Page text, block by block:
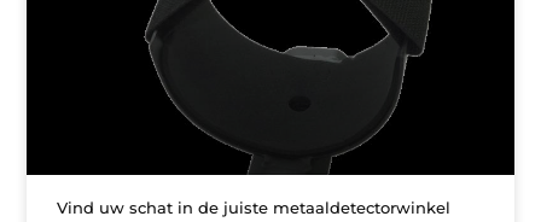
Vind uw schat in de juiste metaaldetectorwinkel